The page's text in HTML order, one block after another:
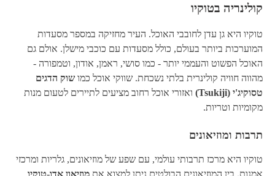
קולינריה בטוקיו
טוקיו היא גן עדן לחובבי האוכל. העיר מחזיקה במספר מסעדות
המוערכות ביותר בעולם, כולל מסעדות עם כוכבי מישלן. אולם גם
האוכל הפשוט והעממי יותר - כמו סושי, ראמן, אודון, וטמפורה -
מהווה חוויה קולינרית בלתי נשכחת. שווקי אוכל כמו שוק הדגים
טסוקיג'י (Tsukiji)
ואזורי אוכל רחוב מציעים לתיירים לטעום מנות
מקומיות וטריות.
תרבות ומוזיאונים
טוקיו היא מרכז תרבותי עולמי, עם שפע של מוזיאונים, גלריות ומרכזי
אמנות. בין המוזיאונים הבולטים ניתן למצוא את מוזיאון אדו-טוקיו